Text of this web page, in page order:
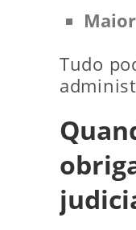
Tudo